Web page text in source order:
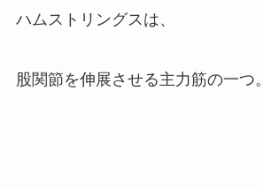
ハムストリングスは、
股関節を伸展させる主力筋の一つ。